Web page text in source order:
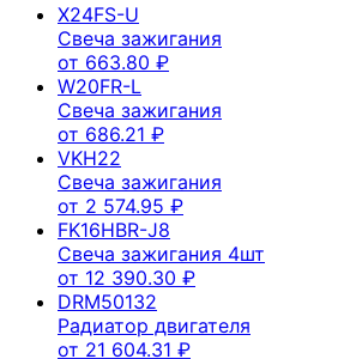
X24FS-U
Свеча зажигания
от 663.80 ₽
W20FR-L
Свеча зажигания
от 686.21 ₽
VKH22
Свеча зажигания
от 2 574.95 ₽
FK16HBR-J8
Свеча зажигания 4шт
от 12 390.30 ₽
DRM50132
Радиатор двигателя
от 21 604.31 ₽